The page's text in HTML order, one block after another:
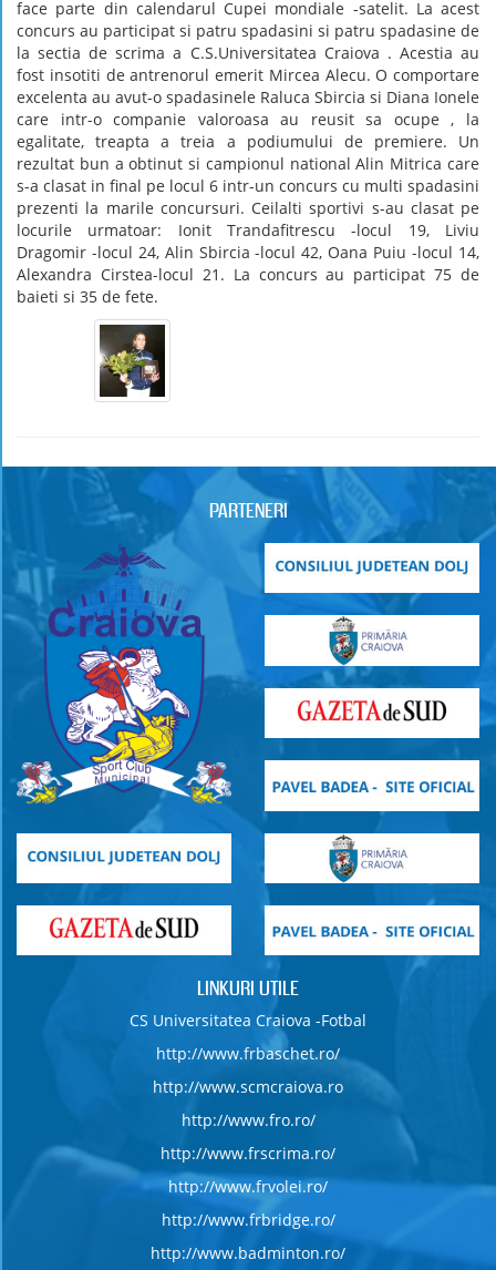
face parte din calendarul Cupei mondiale -satelit. La acest
concurs au participat si patru spadasini si patru spadasine de
la sectia de scrima a C.S.Universitatea Craiova . Acestia au
fost insotiti de antrenorul emerit Mircea Alecu. O comportare
excelenta au avut-o spadasinele Raluca Sbircia si Diana Ionele
care intr-o companie valoroasa au reusit sa ocupe , la
egalitate, treapta a treia a podiumului de premiere. Un
rezultat bun a obtinut si campionul national Alin Mitrica care
s-a clasat in final pe locul 6 intr-un concurs cu multi spadasini
prezenti la marile concursuri. Ceilalti sportivi s-au clasat pe
locurile urmatoar: Ionit Trandafitrescu -locul 19, Liviu
Dragomir -locul 24, Alin Sbircia -locul 42, Oana Puiu -locul 14,
Alexandra Cirstea-locul 21. La concurs au participat 75 de
baieti si 35 de fete.
PARTENERI
LINKURI UTILE
CS Universitatea Craiova -Fotbal
http://www.frbaschet.ro/
http://www.scmcraiova.ro
http://www.fro.ro/
http://www.frscrima.ro/
http://www.frvolei.ro/
http://www.frbridge.ro/
http://www.badminton.ro/